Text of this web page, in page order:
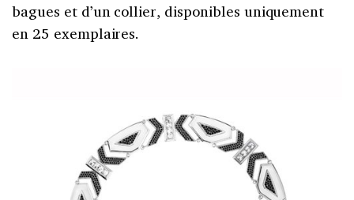
bagues et d’un collier, disponibles uniquement
en 25 exemplaires.